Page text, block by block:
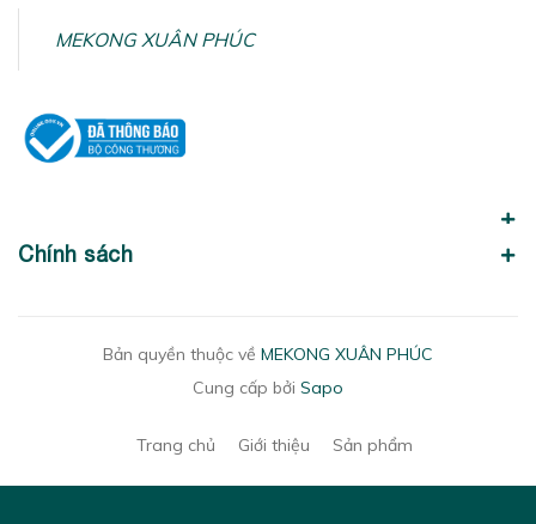
MEKONG XUÂN PHÚC
Chính sách
Bản quyền thuộc về MEKONG XUÂN PHÚC
Cung cấp bởi Sapo
Trang chủ Giới thiệu Sản phẩm